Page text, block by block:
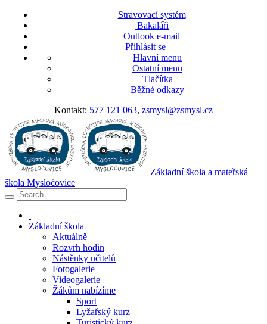
Stravovací systém
Bakaláři
Outlook e-mail
Přihlásit se
Hlavní menu
Ostatní menu
Tlačítka
Běžné odkazy
Kontakt: 577 121 063, zsmysl@zsmysl.cz
Základní škola a mateřská
škola Mysločovice
Základní škola
Aktuálně
Rozvrh hodin
Nástěnky učitelů
Fotogalerie
Videogalerie
Žákům nabízíme
Sport
Lyžařský kurz